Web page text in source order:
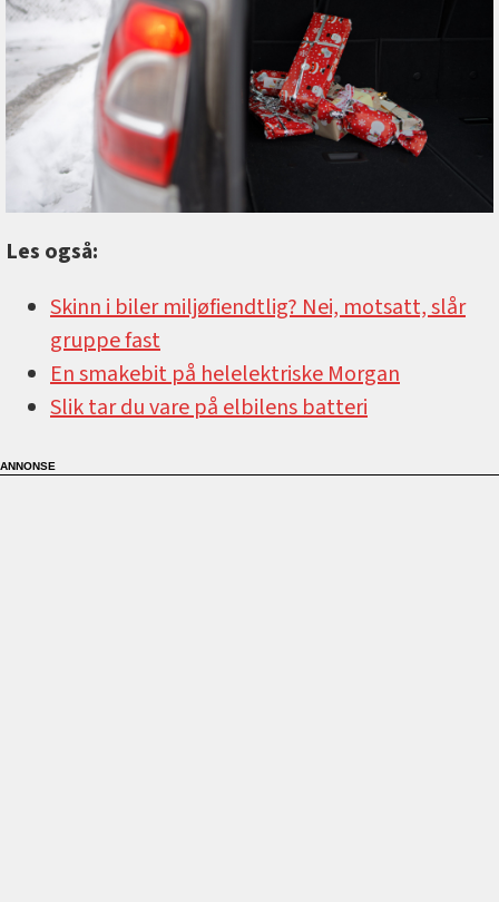
Les også:
Skinn i biler miljøfiendtlig? Nei, motsatt, slår
gruppe fast
En smakebit på helelektriske Morgan
Slik tar du vare på elbilens batteri